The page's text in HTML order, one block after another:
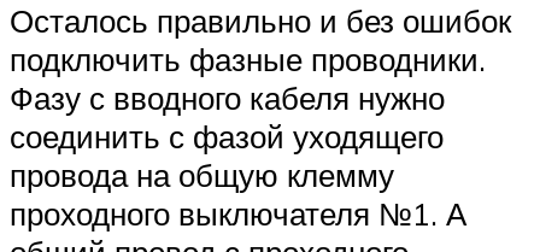
Осталось правильно и без ошибок
подключить фазные проводники.
Фазу с вводного кабеля нужно
соединить с фазой уходящего
провода на общую клемму
проходного выключателя №1. А